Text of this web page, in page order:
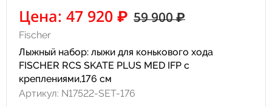
Цена: 47 920 ₽ 59 900 ₽
Fischer
Лыжный набор: лыжи для конькового хода
FISCHER RCS SKATE PLUS MED IFP с
креплениями,176 см
Артикул: N17522-SET-176